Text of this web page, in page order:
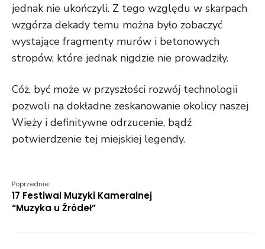
jednak nie ukończyli. Z tego względu w skarpach
wzgórza dekady temu można było zobaczyć
wystające fragmenty murów i betonowych
stropów, które jednak nigdzie nie prowadziły.
Cóż, być może w przyszłości rozwój technologii
pozwoli na dokładne zeskanowanie okolicy naszej
Wieży i definitywne odrzucenie, bądź
potwierdzenie tej miejskiej legendy.
Poprzednie:
17 Festiwal Muzyki Kameralnej
“Muzyka u Źródeł”